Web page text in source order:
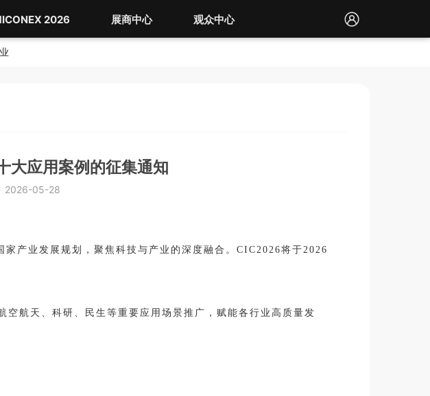
2026 展商中心 观众中心
大应用案例的征集通知
2026-05-28
产业发展规划，聚焦科技与产业的深度融合。CIC2026将于2026
航天、科研、民生等重要应用场景推广，赋能各行业高质量发